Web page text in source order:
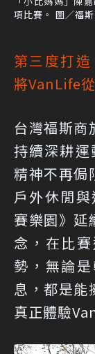
項比賽。 圖／福
第三度打造
將VanLife
台灣福斯商
持續深耕
精神不再侷
戶外休閒
賽樂園》延
念，在比
勢，無論
息，都是能
真正體驗